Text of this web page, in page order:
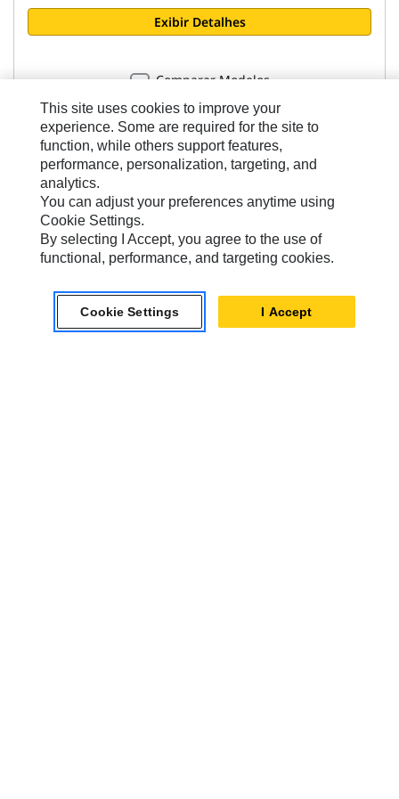
Exibir Detalhes
Comparar Modelos
Vassouras Anguláveis
Manual BA118C
2637 mm
This site uses cookies to improve your
experience. Some are required for the site to
function, while others support features,
performance, personalization, targeting, and
analytics.
You can adjust your preferences anytime using
Cookie Settings.
By selecting I Accept, you agree to the use of
functional, performance, and targeting cookies.
Cookie Settings I Accept